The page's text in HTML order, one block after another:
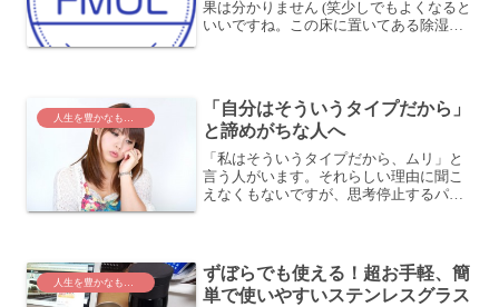
果は分かりません (笑少しでもよくなると
いいですね。この床に置いてある除湿剤
ではないですね。た...
人生を豊かなものに
「自分はそういうタイプだから」
と諦めがちな人へ
「私はそういうタイプだから、ムリ」と
言う人がいます。それらしい理由に聞こ
えなくもないですが、思考停止するパタ
るのでしょうか。多くの場...
ずぼらでも使える！超お手軽、簡
単で使いやすいステンレスグラス